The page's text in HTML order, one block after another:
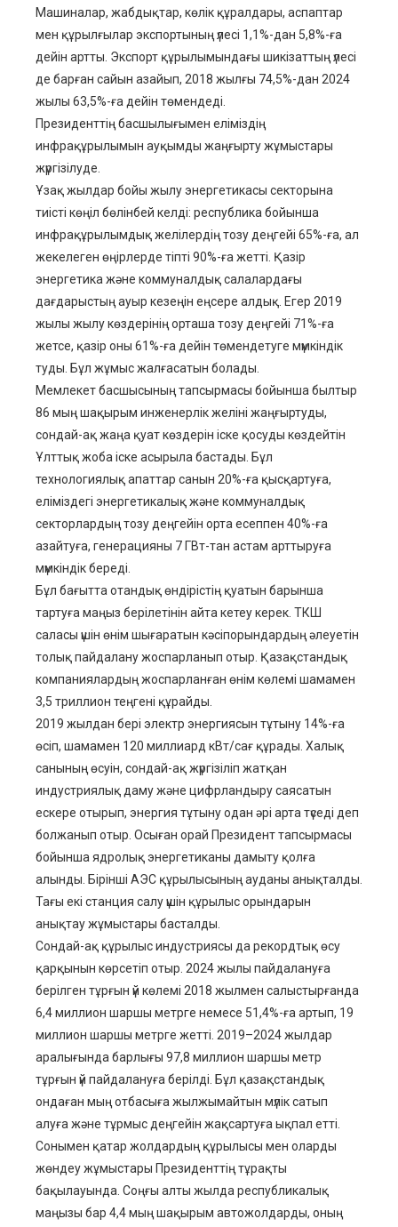
Машиналар, жабдықтар, көлік құралдары, аспаптар
мен құрылғылар экспортының үлесі 1,1%-дан 5,8%-ға
дейін артты. Экспорт құрылымындағы шикізаттың үлесі
де барған сайын азайып, 2018 жылғы 74,5%-дан 2024
жылы 63,5%-ға дейін төмендеді.
Президенттің басшылығымен еліміздің
инфрақұрылымын ауқымды жаңғырту жұмыстары
жүргізілуде.
Ұзақ жылдар бойы жылу энергетикасы секторына
тиісті көңіл бөлінбей келді: республика бойынша
инфрақұрылымдық желілердің тозу деңгейі 65%-ға, ал
жекелеген өңірлерде тіпті 90%-ға жетті. Қазір
энергетика және коммуналдық салалардағы
дағдарыстың ауыр кезеңін еңсере алдық. Егер 2019
жылы жылу көздерінің орташа тозу деңгейі 71%-ға
жетсе, қазір оны 61%-ға дейін төмендетуге мүмкіндік
туды. Бұл жұмыс жалғасатын болады.
Мемлекет басшысының тапсырмасы бойынша былтыр
86 мың шақырым инженерлік желіні жаңғыртуды,
сондай-ақ жаңа қуат көздерін іске қосуды көздейтін
Ұлттық жоба іске асырыла бастады. Бұл
технологиялық апаттар санын 20%-ға қысқартуға,
еліміздегі энергетикалық және коммуналдық
секторлардың тозу деңгейін орта есеппен 40%-ға
азайтуға, генерацияны 7 ГВт-тан астам арттыруға
мүмкіндік береді.
Бұл бағытта отандық өндірістің қуатын барынша
тартуға маңыз берілетінін айта кетеу керек. ТКШ
саласы үшін өнім шығаратын кәсіпорындардың әлеуетін
толық пайдалану жоспарланып отыр. Қазақстандық
компаниялардың жоспарланған өнім көлемі шамамен
3,5 триллион теңгені құрайды.
2019 жылдан бері электр энергиясын тұтыну 14%-ға
өсіп, шамамен 120 миллиард кВт/сағ құрады. Халық
санының өсуін, сондай-ақ жүргізіліп жатқан
индустриялық даму және цифрландыру саясатын
ескере отырып, энергия тұтыну одан әрі арта түседі деп
болжанып отыр. Осыған орай Президент тапсырмасы
бойынша ядролық энергетиканы дамыту қолға
алынды. Бірінші АЭС құрылысының ауданы анықталды.
Тағы екі станция салу үшін құрылыс орындарын
анықтау жұмыстары басталды.
Сондай-ақ құрылыс индустриясы да рекордтық өсу
қарқынын көрсетіп отыр. 2024 жылы пайдалануға
берілген тұрғын үй көлемі 2018 жылмен салыстырғанда
6,4 миллион шаршы метрге немесе 51,4%-ға артып, 19
миллион шаршы метрге жетті. 2019–2024 жылдар
аралығында барлығы 97,8 миллион шаршы метр
тұрғын үй пайдалануға берілді. Бұл қазақстандық
ондаған мың отбасыға жылжымайтын мүлік сатып
алуға және тұрмыс деңгейін жақсартуға ықпал етті.
Сонымен қатар жолдардың құрылысы мен оларды
жөндеу жұмыстары Президенттің тұрақты
бақылауында. Соңғы алты жылда республикалық
маңызы бар 4,4 мың шақырым автожолдарды, оның